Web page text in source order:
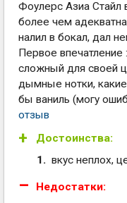
Фоулерс Азиа Стайл
более чем
налил в бокал, дал
Первое
сложный для своей
дымные нотки,
бы ваниль (могу
отзыв
Достоинства:
вкус неплох,
Недостатки: